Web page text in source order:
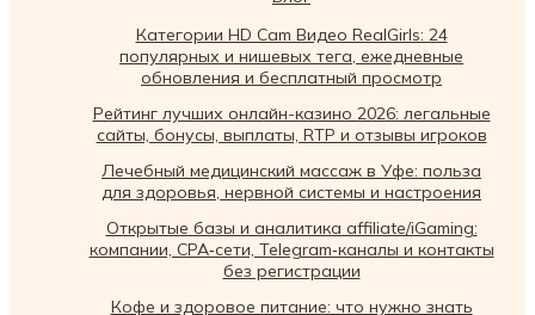
Категории HD Cam Видео RealGirls: 24
популярных и нишевых тега, ежедневные
обновления и бесплатный просмотр
Рейтинг лучших онлайн-казино 2026: легальные
сайты, бонусы, выплаты, RTP и отзывы игроков
Лечебный медицинский массаж в Уфе: польза
для здоровья, нервной системы и настроения
Открытые базы и аналитика affiliate/iGaming:
компании, CPA‑сети, Telegram‑каналы и контакты
без регистрации
Кофе и здоровое питание: что нужно знать